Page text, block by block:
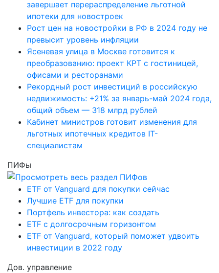
завершает перераспределение льготной
ипотеки для новостроек
Рост цен на новостройки в РФ в 2024 году не
превысит уровень инфляции
Ясеневая улица в Москве готовится к
преобразованию: проект КРТ с гостиницей,
офисами и ресторанами
Рекордный рост инвестиций в российскую
недвижимость: +21% за январь-май 2024 года,
общий объем — 318 млрд рублей
Кабинет министров готовит изменения для
льготных ипотечных кредитов IT-
специалистам
ПИФы
ETF от Vanguard для покупки сейчас
Лучшие ETF для покупки
Портфель инвестора: как создать
ETF с долгосрочным горизонтом
ETF от Vanguard, который поможет удвоить
инвестиции в 2022 году
Дов. управление